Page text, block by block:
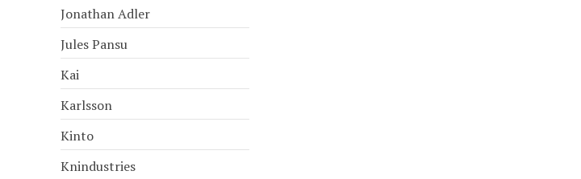
Jonathan Adler
Jules Pansu
Kai
Karlsson
Kinto
Knindustries